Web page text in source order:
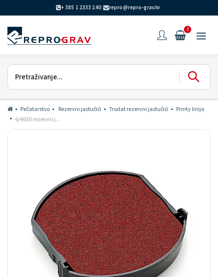
+ 385 1 2333 240 repro@repro-grav.hr
0
Pečatarstvo Rezervni jastučići Trodat rezervni jastučići
Printy linija
6/4630 rezervni jastučić